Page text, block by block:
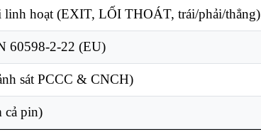
linh hoạt (EXIT, LỐI THOÁT, trái/phải/thẳng)
60598-2-22 (EU)
sát PCCC & CNCH)
cả pin)